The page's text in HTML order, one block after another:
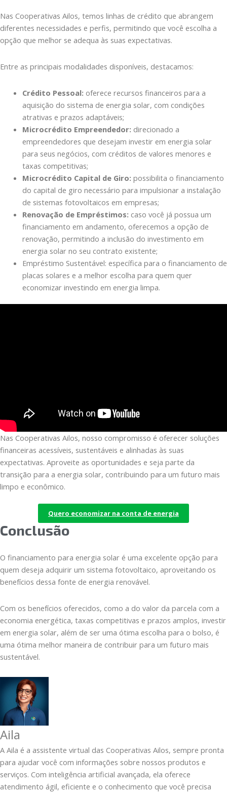
Nas Cooperativas Ailos, temos linhas de crédito que abrangem
diferentes necessidades e perfis, permitindo que você escolha a
opção que melhor se adequa às suas expectativas.
Entre as principais modalidades disponíveis, destacamos:
Crédito Pessoal: oferece recursos financeiros para a
aquisição do sistema de energia solar, com condições
atrativas e prazos adaptáveis;
Microcrédito Empreendedor: direcionado a
empreendedores que desejam investir em energia solar
para seus negócios, com créditos de valores menores e
taxas competitivas;
Microcrédito Capital de Giro: possibilita o financiamento
do capital de giro necessário para impulsionar a instalação
de sistemas fotovoltaicos em empresas;
Renovação de Empréstimos: caso você já possua um
financiamento em andamento, oferecemos a opção de
renovação, permitindo a inclusão do investimento em
energia solar no seu contrato existente;
Empréstimo Sustentável: específica para o financiamento de
placas solares e a melhor escolha para quem quer
economizar investindo em energia limpa.
Nas Cooperativas Ailos, nosso compromisso é oferecer soluções
financeiras acessíveis, sustentáveis e alinhadas às suas
expectativas. Aproveite as oportunidades e seja parte da
transição para a energia solar, contribuindo para um futuro mais
limpo e econômico.
Quero economizar na conta de energia
Conclusão
O financiamento para energia solar é uma excelente opção para
quem deseja adquirir um sistema fotovoltaico, aproveitando os
benefícios dessa fonte de energia renovável.
Com os benefícios oferecidos, como a do valor da parcela com a
economia energética, taxas competitivas e prazos amplos, investir
em energia solar, além de ser uma ótima escolha para o bolso, é
uma ótima melhor maneira de contribuir para um futuro mais
sustentável.
Aila
A Aila é a assistente virtual das Cooperativas Ailos, sempre pronta
para ajudar você com informações sobre nossos produtos e
serviços. Com inteligência artificial avançada, ela oferece
atendimento ágil, eficiente e o conhecimento que você precisa